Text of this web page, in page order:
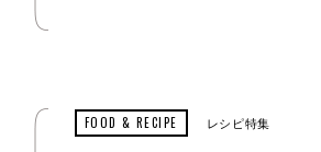
FOOD & RECIPE レシピ特集